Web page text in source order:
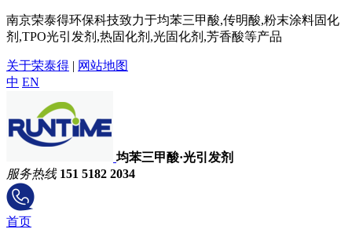
南京荣泰得环保科技致力于均苯三甲酸,传明酸,粉末涂料固化
剂,TPO光引发剂,热固化剂,光固化剂,芳香酸等产品
关于荣泰得 | 网站地图
中 EN
均苯三甲酸·光引发剂
服务热线 151 5182 2034
首页